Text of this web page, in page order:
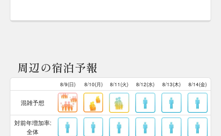
周辺の宿泊予報
8/9(日) 8/10(月) 8/11(火) 8/12(水) 8/13(木) 8/14(金)
混雑予想
対前年増加率:
全体